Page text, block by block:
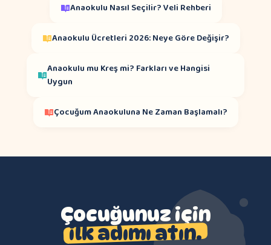
Anaokulu Nasıl Seçilir? Veli Rehberi
Anaokulu Ücretleri 2026: Neye Göre Değişir?
Anaokulu mu Kreş mi? Farkları ve Hangisi
Uygun
Çocuğum Anaokuluna Ne Zaman Başlamalı?
Çocuğunuz için
ilk adımı atın.